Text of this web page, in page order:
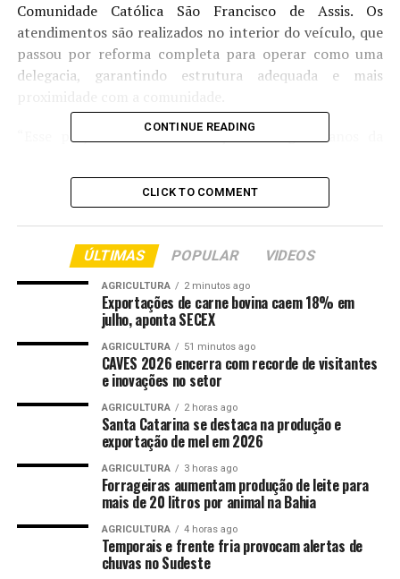
Comunidade Católica São Francisco de Assis. Os
atendimentos são realizados no interior do veículo, que
passou por reforma completa para operar como uma
delegacia, garantindo estrutura adequada e mais
“Esse projeto é uma idealização de alguns anos da
em prática. Nós decidimos nos organizar para fazer esse
atendimento à população, trazendo a Polícia Civil para
mais próximo da população”, afirmou o delegado Mário
Dermeval, coordenador da Polícia Comunitária
Segundo o delegado, a ideia é realizar atendimentos em
locais mais carentes e desassistidos por unidades
policiais, como o Distrito da Guia e Barão de Melgaço e
alguns bairros de Cuiabá e Várzea Grande. O São João
Del Rei foi o bairro escolhido para dar início ao projeto.
“Nós vamos atender em todas as quartas-feiras de
fevereiro no mesmo local. E depois, em março, vamos
migrar para o Distrito da Guia, oferecendo a
possibilidade de registro de boletins de ocorrência e
atendimento e orientações aos cidadãos”, disse o
delegado Mário Dermeval.
CONTINUE READING
CLICK TO COMMENT
ÚLTIMAS POPULAR VIDEOS
AGRICULTURA 2 minutos ago
Exportações de carne bovina caem 18% em
julho, aponta SECEX
AGRICULTURA 51 minutos ago
CAVES 2026 encerra com recorde de visitantes
e inovações no setor
AGRICULTURA 2 horas ago
Santa Catarina se destaca na produção e
exportação de mel em 2026
AGRICULTURA 3 horas ago
Forrageiras aumentam produção de leite para
mais de 20 litros por animal na Bahia
AGRICULTURA 4 horas ago
Temporais e frente fria provocam alertas de
chuvas no Sudeste